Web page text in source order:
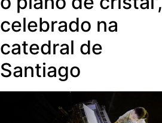
celebrado na
catedral de
Santiago